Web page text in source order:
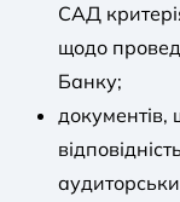
САД
щодо
Банку;
документів,